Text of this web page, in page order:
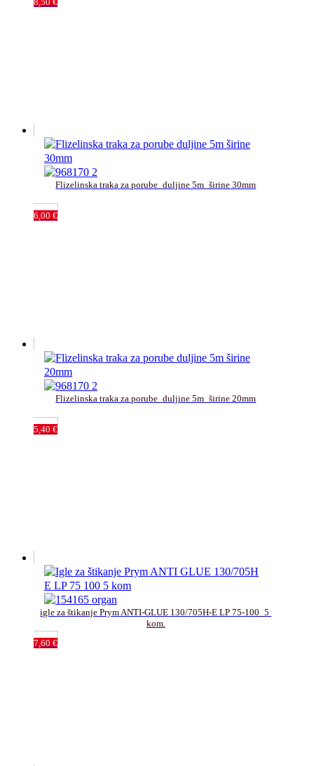
Flizelinska traka za porube_duljine 5m_širine 30mm
6,00 €
Flizelinska traka za porube_duljine 5m_širine 20mm
5,40 €
igle za štikanje Prym ANTI-GLUE 130/705H-E LP 75-100_5
kom.
7,60 €